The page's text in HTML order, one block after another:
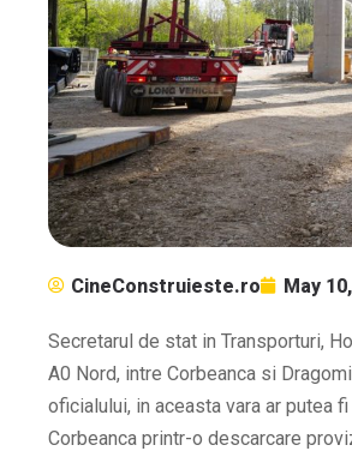
CineConstruieste.ro May
Secretarul de stat in Transporturi,
A0 Nord, intre Corbeanca si
oficialului, in aceasta vara ar putea
Corbeanca printr-o descarcare